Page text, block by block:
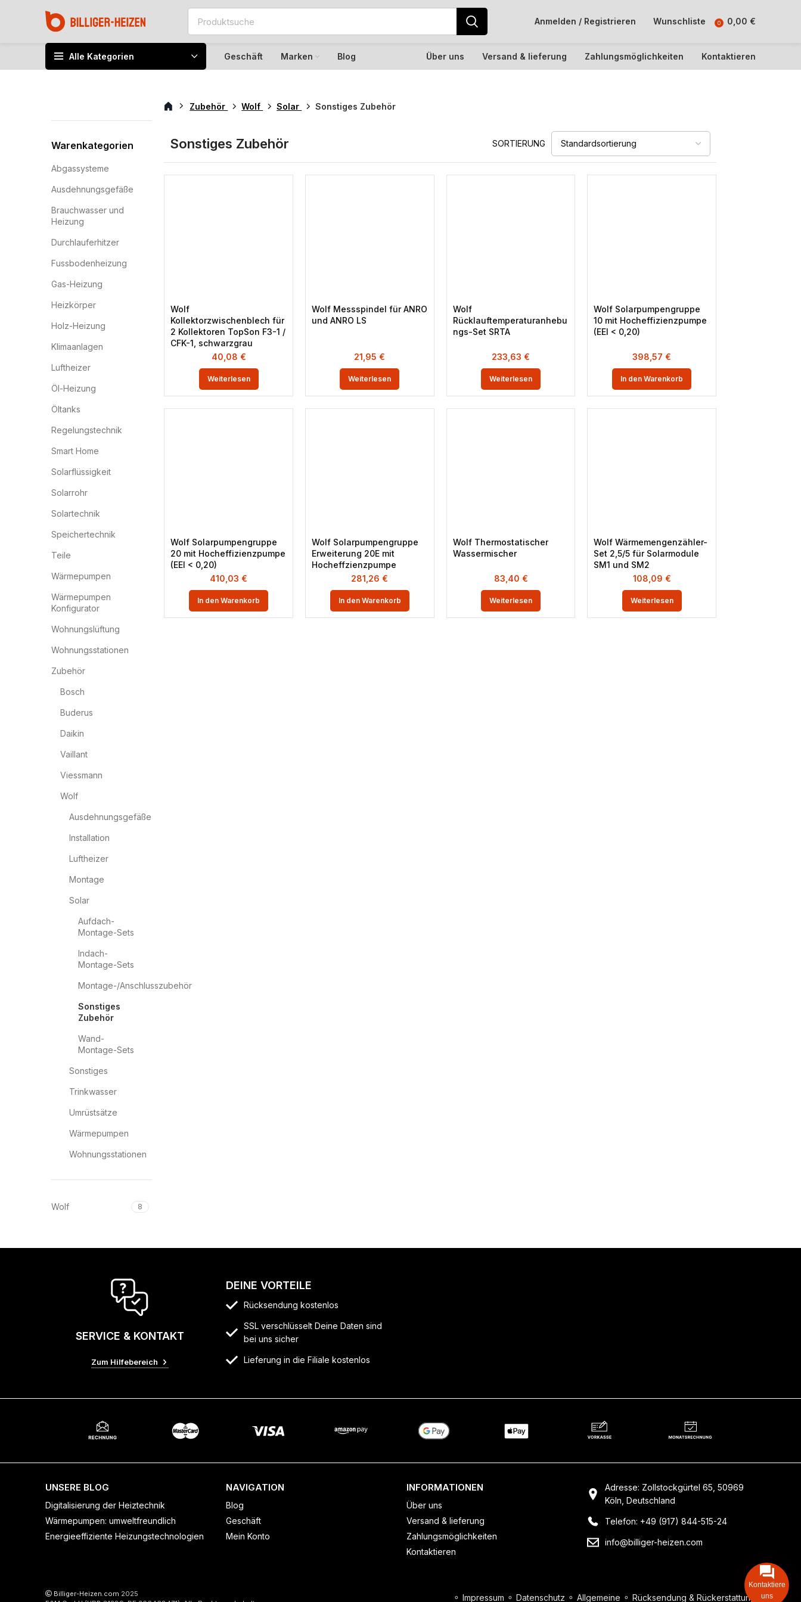
Anmelden / Registrieren Wunschliste 0 0,00 €
Alle Kategorien Geschäft Marken Blog Über uns Versand & lieferung Zahlungsmöglichkeiten Kontaktieren
Warenkategorien
Abgassysteme
Ausdehnungsgefäße
Brauchwasser und
Heizung
Durchlauferhitzer
Fussbodenheizung
Gas-Heizung
Heizkörper
Holz-Heizung
Klimaanlagen
Luftheizer
Öl-Heizung
Öltanks
Regelungstechnik
Smart Home
Solarflüssigkeit
Solarrohr
Solartechnik
Speichertechnik
Teile
Wärmepumpen
Wärmepumpen
Konfigurator
Wohnungslüftung
Wohnungsstationen
Zubehör
Bosch
Buderus
Daikin
Vaillant
Viessmann
Wolf
Ausdehnungsgefäße
Installation
Luftheizer
Montage
Solar
Aufdach-
Montage-Sets
Indach-
Montage-Sets
Montage-/Anschlusszubehör
Sonstiges
Zubehör
Wand-
Montage-Sets
Sonstiges
Trinkwasser
Umrüstsätze
Wärmepumpen
Wohnungsstationen
Wolf 8
Zubehör Wolf Solar Sonstiges Zubehör
Sonstiges Zubehör SORTIERUNG
Wolf
Kollektorzwischenblech für
2 Kollektoren TopSon F3-1 /
CFK-1, schwarzgrau
40,08 €
Weiterlesen
Wolf Messspindel für ANRO
und ANRO LS
21,95 €
Weiterlesen
Wolf
Rücklauftemperaturanhebu
ngs-Set SRTA
233,63 €
Weiterlesen
Wolf Solarpumpengruppe
10 mit Hocheffizienzpumpe
(EEI < 0,20)
398,57 €
In den Warenkorb
Wolf Solarpumpengruppe
20 mit Hocheffizienzpumpe
(EEI < 0,20)
410,03 €
In den Warenkorb
Wolf Solarpumpengruppe
Erweiterung 20E mit
Hocheffzienzpumpe
281,26 €
In den Warenkorb
Wolf Thermostatischer
Wassermischer
83,40 €
Weiterlesen
Wolf Wärmemengenzähler-
Set 2,5/5 für Solarmodule
SM1 und SM2
108,09 €
Weiterlesen
SERVICE & KONTAKT
Zum Hilfebereich
DEINE VORTEILE
Rücksendung kostenlos
SSL verschlüsselt Deine Daten sind
bei uns sicher
Lieferung in die Filiale kostenlos
UNSERE BLOG
Digitalisierung der Heiztechnik
Wärmepumpen: umweltfreundlich
Energieeffiziente Heizungstechnologien
NAVIGATION
Blog
Geschäft
Mein Konto
INFORMATIONEN
Über uns
Versand & lieferung
Zahlungsmöglichkeiten
Kontaktieren
Adresse: Zollstockgürtel 65, 50969
Köln, Deutschland
Telefon: +49 (917) 844-515-24
info@billiger-heizen.com
Billiger-Heizen.com 2025
⚬ Impressum ⚬ Datenschutz ⚬ Allgemeine ⚬ Rücksendung & Rückerstattung
Kontaktiere
uns